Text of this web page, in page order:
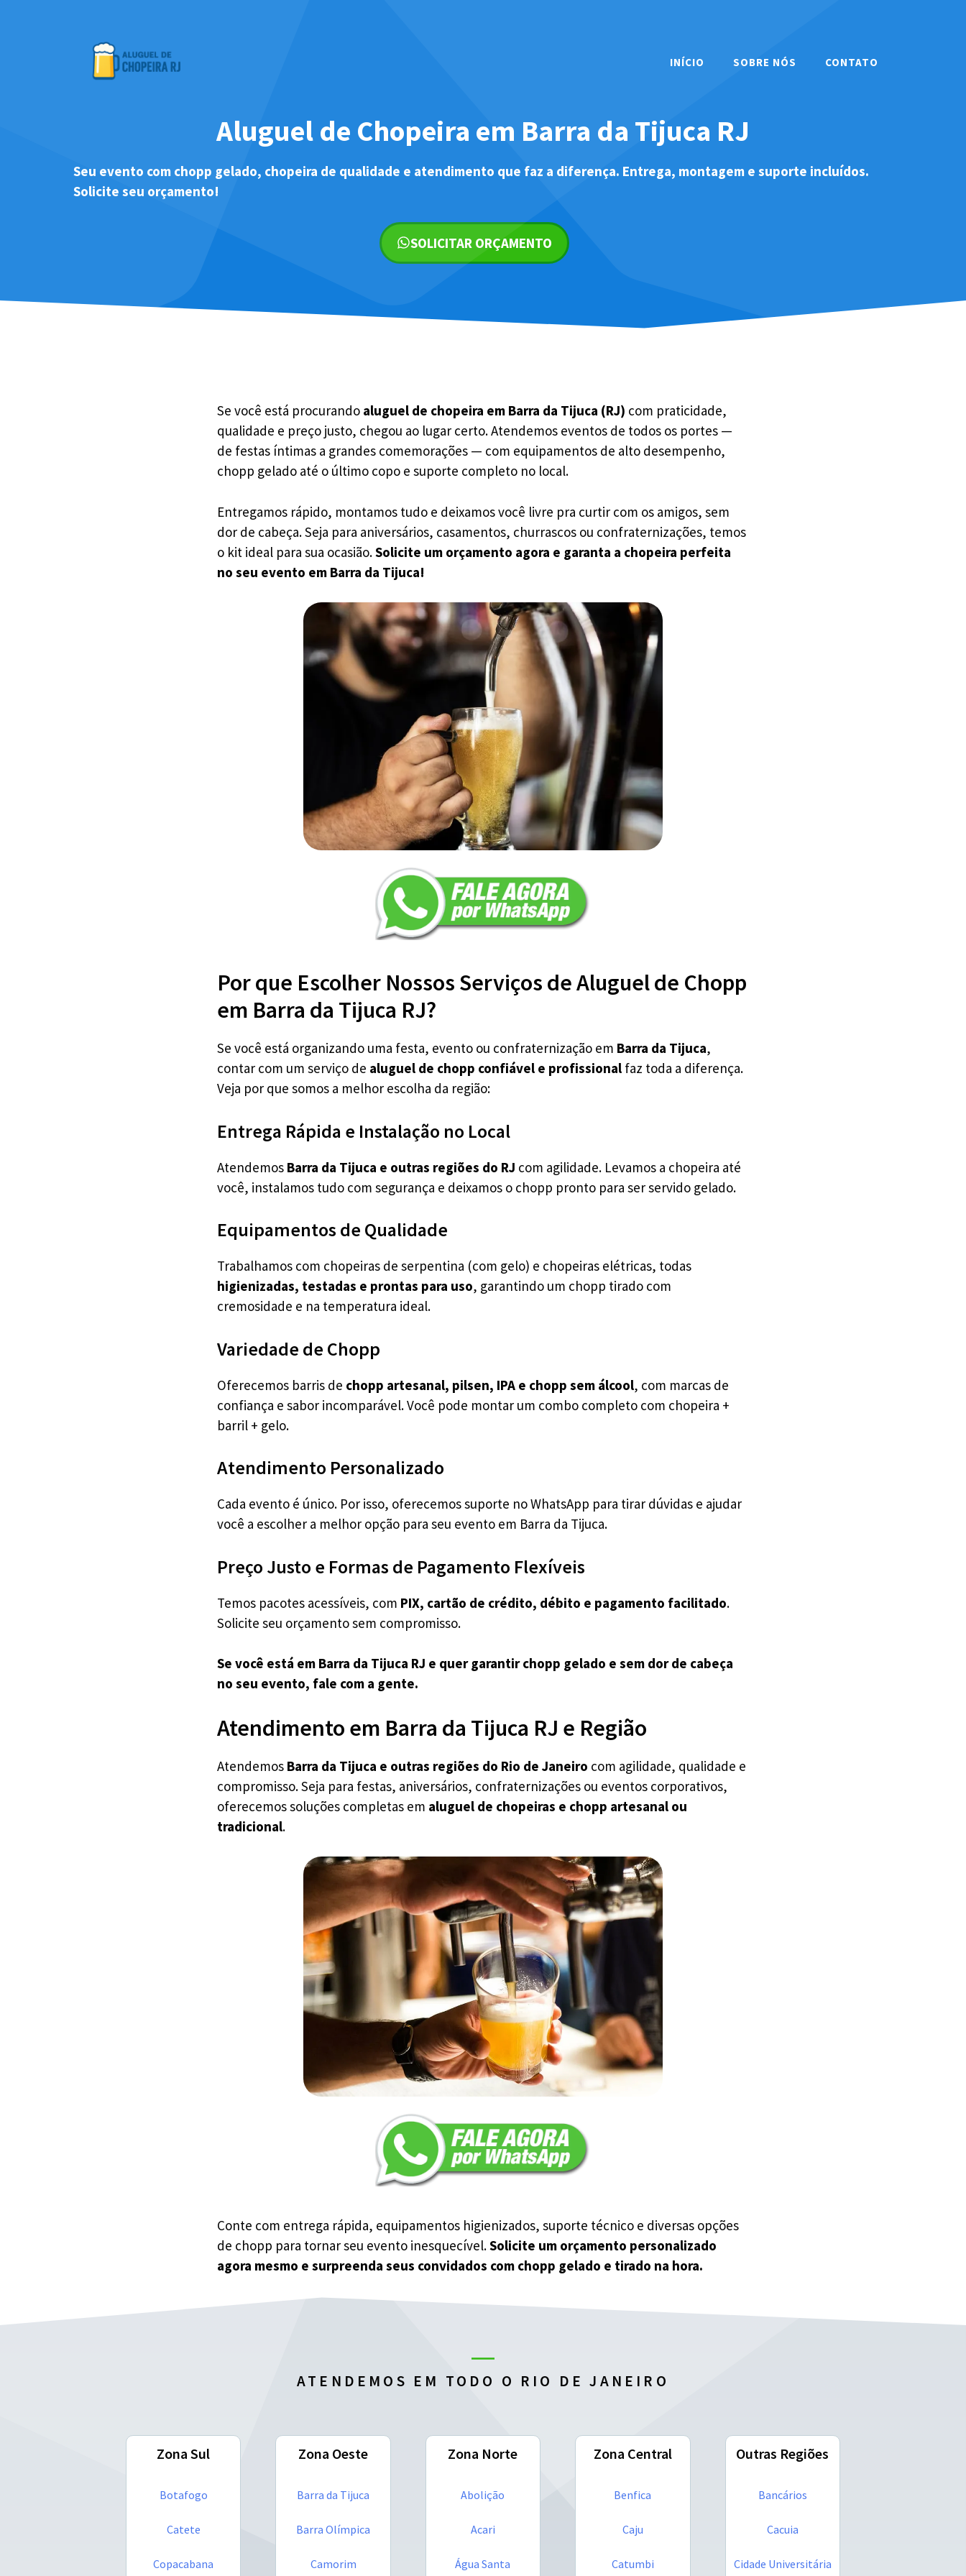
INÍCIO SOBRE NÓS CONTATO
Aluguel de Chopeira em Barra da Tijuca RJ
Seu evento com chopp gelado, chopeira de qualidade e atendimento que faz a diferença. Entrega, montagem e suporte incluídos.
Solicite seu orçamento!
SOLICITAR ORÇAMENTO
Se você está procurando aluguel de chopeira em Barra da Tijuca (RJ) com praticidade,
qualidade e preço justo, chegou ao lugar certo. Atendemos eventos de todos os portes —
de festas íntimas a grandes comemorações — com equipamentos de alto desempenho,
chopp gelado até o último copo e suporte completo no local.
Entregamos rápido, montamos tudo e deixamos você livre pra curtir com os amigos, sem
dor de cabeça. Seja para aniversários, casamentos, churrascos ou confraternizações, temos
o kit ideal para sua ocasião.Solicite um orçamento agora e garanta a chopeira perfeita
no seu evento em Barra da Tijuca!
Por que Escolher Nossos Serviços de Aluguel de Chopp
em Barra da Tijuca RJ?
Se você está organizando uma festa, evento ou confraternização em Barra da Tijuca,
contar com um serviço de aluguel de chopp confiável e profissional faz toda a diferença.
Veja por que somos a melhor escolha da região:
Entrega Rápida e Instalação no Local
Atendemos Barra da Tijuca e outras regiões do RJ com agilidade. Levamos a chopeira até
você, instalamos tudo com segurança e deixamos o chopp pronto para ser servido gelado.
Equipamentos de Qualidade
Trabalhamos com chopeiras de serpentina (com gelo) e chopeiras elétricas, todas
higienizadas, testadas e prontas para uso, garantindo um chopp tirado com
cremosidade e na temperatura ideal.
Variedade de Chopp
Oferecemos barris de chopp artesanal, pilsen, IPA e chopp sem álcool, com marcas de
confiança e sabor incomparável. Você pode montar um combo completo com chopeira +
barril + gelo.
Atendimento Personalizado
Cada evento é único. Por isso, oferecemos suporte no WhatsApp para tirar dúvidas e ajudar
você a escolher a melhor opção para seu evento em Barra da Tijuca.
Preço Justo e Formas de Pagamento Flexíveis
Temos pacotes acessíveis, com PIX, cartão de crédito, débito e pagamento facilitado.
Solicite seu orçamento sem compromisso.
Se você está em Barra da Tijuca RJ e quer garantir chopp gelado e sem dor de cabeça
no seu evento, fale com a gente.
Atendimento em Barra da Tijuca RJ e Região
Atendemos Barra da Tijuca e outras regiões do Rio de Janeiro com agilidade, qualidade e
compromisso. Seja para festas, aniversários, confraternizações ou eventos corporativos,
oferecemos soluções completas em aluguel de chopeiras e chopp artesanal ou
tradicional.
Conte com entrega rápida, equipamentos higienizados, suporte técnico e diversas opções
de chopp para tornar seu evento inesquecível.Solicite um orçamento personalizado
agora mesmo e surpreenda seus convidados com chopp gelado e tirado na hora.
ATENDEMOS EM TODO O RIO DE JANEIRO
Zona Sul
Botafogo
Catete
Copacabana
Zona Oeste
Barra da Tijuca
Barra Olímpica
Camorim
Zona Norte
Abolição
Acari
Água Santa
Zona Central
Benfica
Caju
Catumbi
Outras Regiões
Bancários
Cacuia
Cidade Universitária